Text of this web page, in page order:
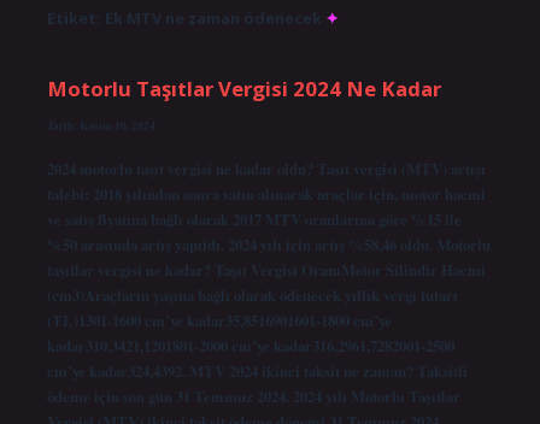
Etiket: Ek MTV ne zaman ödenecek
Motorlu Taşıtlar Vergisi 2024 Ne Kadar
Tarih: Kasım 10, 2024
2024 motorlu taşıt vergisi ne kadar oldu? Taşıt vergisi (MTV) artışı
talebi: 2018 yılından sonra satın alınacak araçlar için, motor hacmi
ve satış fiyatına bağlı olarak 2017 MTV oranlarına göre %15 ile
%50 arasında artış yapıldı. 2024 yılı için artış %58,46 oldu. Motorlu
taşıtlar vergisi ne kadar? Taşıt Vergisi OranıMotor Silindir Hacmi
(cm3)Araçların yaşına bağlı olarak ödenecek yıllık vergi tutarı
(TL)1301-1600 cm’ye kadar35,8516901601-1800 cm’ye
kadar310,3421,1201801-2000 cm’ye kadar316,2961,7282001-2500
cm’ye kadar324,4392. MTV 2024 ikinci taksit ne zaman? Taksitli
ödeme için son gün 31 Temmuz 2024. 2024 yılı Motorlu Taşıtlar